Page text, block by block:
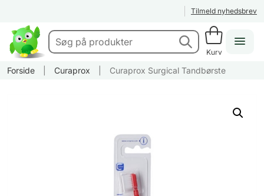
Tilmeld nyhedsbrev
Kurv
Forside Curaprox Curaprox Surgical Tandbørste